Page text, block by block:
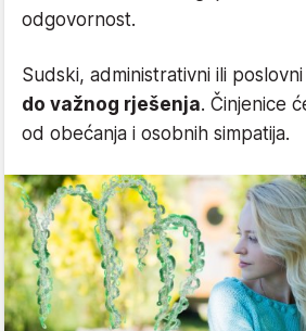
odgovornost.
Sudski, administrativni ili
do važnog rješenja. Činjenice
od obećanja i osobnih simpatija.